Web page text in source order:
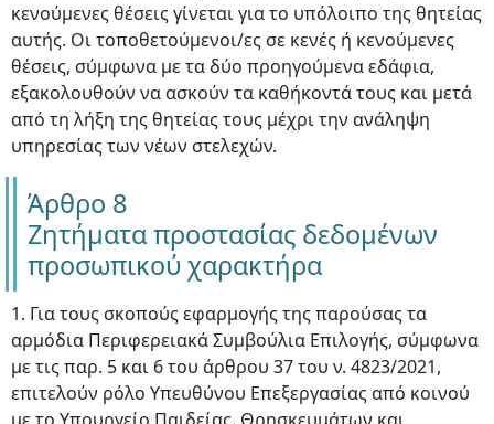
κενούμενες θέσεις γίνεται για το υπόλοιπο της θητείας
αυτής. Οι τοποθετούμενοι/ες σε κενές ή κενούμενες
θέσεις, σύμφωνα με τα δύο προηγούμενα εδάφια,
εξακολουθούν να ασκούν τα καθήκοντά τους και μετά
από τη λήξη της θητείας τους μέχρι την ανάληψη
υπηρεσίας των νέων στελεχών.
Άρθρο 8
Ζητήματα προστασίας δεδομένων
προσωπικού χαρακτήρα
1. Για τους σκοπούς εφαρμογής της παρούσας τα
αρμόδια Περιφερειακά Συμβούλια Επιλογής, σύμφωνα
με τις παρ. 5 και 6 του άρθρου 37 του ν. 4823/2021,
επιτελούν ρόλο Υπευθύνου Επεξεργασίας από κοινού